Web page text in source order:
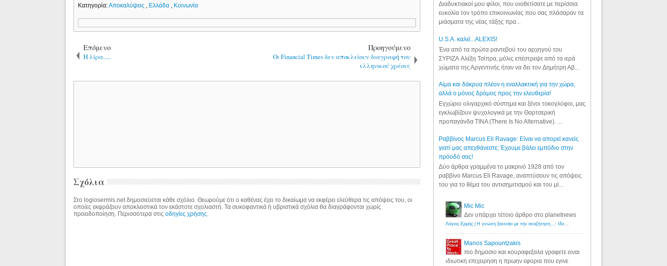
Κατηγορία:Αποκαλύψεις Ελλάδα Κοινωνία
Επόμενο
Η λίρα.....
Προηγούμενο
Οι Financial Times δεν αποκλείουν διαγραφή του
ελληνικού χρέους
Σχόλια
Στο logiosermis.net δημοσιεύεται κάθε σχόλιο. Θεωρούμε ότι ο καθένας έχει το δικαίωμα να εκφέρει ελεύθερα τις απόψεις του, οι
οποίες εκφράζουν αποκλειστικά τον εκάστοτε σχολιαστή. Τα συκοφαντικά ή υβριστικά σχόλια θα διαγράφονται χωρίς
προειδοποίηση. Περισσότερα στιςοδηγίες χρήσης
Διαδυκτιακοί μου φίλοι, που υιοθετίσατε με περίσσια
ευκολία τον τρόπο επικοινωνίας που σας πλάσαραν τα
μιάσματα της νέας τάξης πρα...
U.S.A. καλεί...ALEXIS!
Ένα από τα πρώτα ραντεβού του αρχηγού του
ΣΥΡΙΖΑ Αλέξη Τσίπρα, μόλις επέστρεψε από τα ιερά
χώματα της Αργεντινής ήταν να δει τον Δημήτρη Αβ...
Αίμα και δάκρυα πλέον η εναλλακτική για την χώρα,
αλλά ο μόνος δρόμος προς την ελευθερία!
Εγχώριο ολιγαρχικό σύστημα και ξένοι τοκογλύφοι, μας
εγκλωβίζουν ψυχολογικά με την Θαρτσερική
προπαγάνδα TINA (There Is No Alternative). ...
Ραββίνος Marcus Eli Ravage: Είναι να απορεί κανείς
γιατί μας απεχθάνεστε; Έχουμε βάλει εμπόδιο στην
πρόοδό σας!
Δύο άρθρα γραμμένα το μακρινό 1928 από τον
ραββίνο Marcus Eli Ravage, αναπτύσουν τις απόψεις
του για το θέμα του αντισημιτισμού και του μί...
Mic Mic
Δεν υπάρχει τέτοιο άρθρο στο planetnews
Λόγιος Ερμής | Η γνώση ξεκινάει με την αναζήτηση...: Ιδού οι 18 που χρωστούν 11 δις ευρώ!
Manos Sapountzakis
πιο δημοσιο και κουραφεξαλα γραφετε ειναι
ιδιωτικη επιχειρηση η πρωην εφορια που εγινε